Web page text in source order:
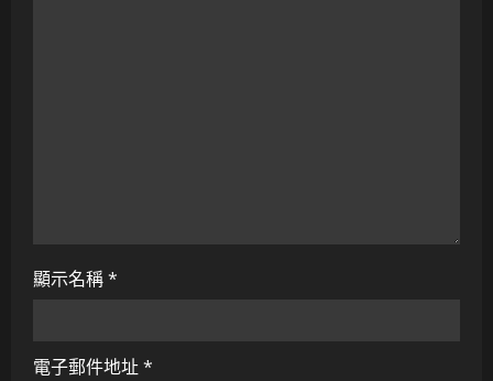
顯示名稱*
電子郵件地址*